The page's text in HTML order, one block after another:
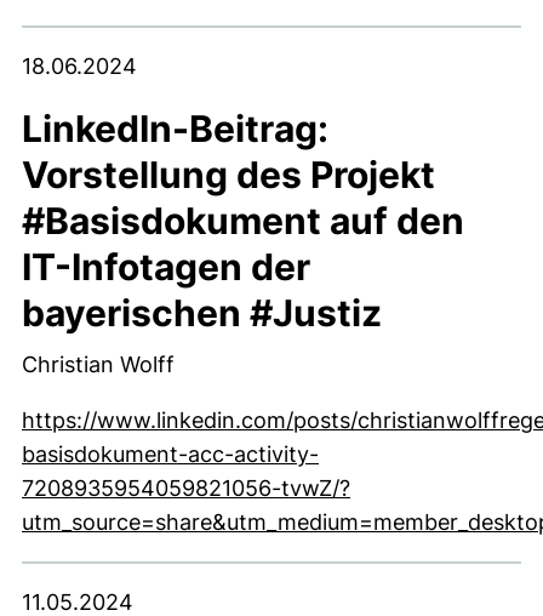
18.06.2024
LinkedIn-Beitrag:
Vorstellung des Projekt
#Basisdokument auf den
IT-Infotagen der
bayerischen #Justiz
Christian Wolff
https://www.linkedin.com/posts/
basisdokument-acc-activity-
7208935954059821056-tvwZ/?
11.05.2024